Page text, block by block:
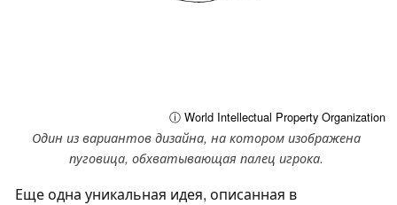
ⓘ World Intellectual Property Organization
Один из вариантов дизайна, на котором изображена
пуговица, обхватывающая палец игрока.
Еще одна уникальная идея, описанная в